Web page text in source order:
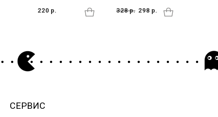
220 р.
328 р. 298 р.
СЕРВИС